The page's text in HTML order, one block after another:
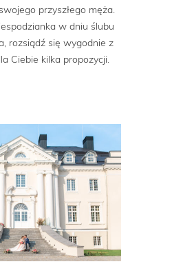
przyszłego męża.
w dniu ślubu
rozsiądź się wygodnie z
Ciebie kilka propozycji.